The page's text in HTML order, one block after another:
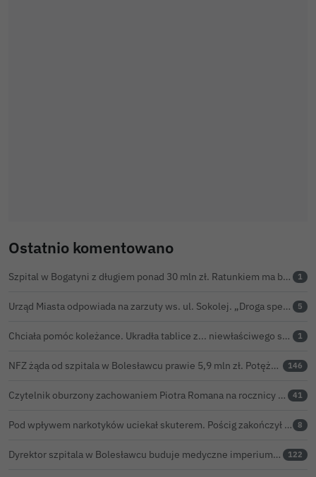
Ostatnio komentowano
Szpital w Bogatyni z długiem ponad 30 mln zł. Ratunkiem ma być połączenie z Bolesławcem 1
Urząd Miasta odpowiada na zarzuty ws. ul. Sokolej. „Droga spełnia wszystkie normy” 5
Chciała pomóc koleżance. Ukradła tablice z... niewłaściwego samochodu 1
NFZ żąda od szpitala w Bolesławcu prawie 5,9 mln zł. Potężny cios po kontroli rozliczeń 146
Czytelnik oburzony zachowaniem Piotra Romana na rocznicy prezydentury Karola Nawrockiego. Obejrzeliśmy nagranie 41
Pod wpływem narkotyków uciekał skuterem. Pościg zakończył w polu kukurydzy 8
Dyrektor szpitala w Bolesławcu buduje medyczne imperium. „Gazeta Wyborcza” opisuje jego działalność w całej Polsce 122